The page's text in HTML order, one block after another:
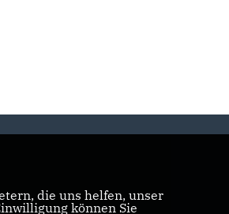
die uns helfen, unser
können Sie